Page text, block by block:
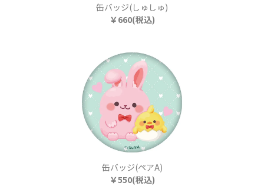
缶バッジ(しゅしゅ)
￥660(税込)
缶バッジ(ペアA)
￥550(税込)